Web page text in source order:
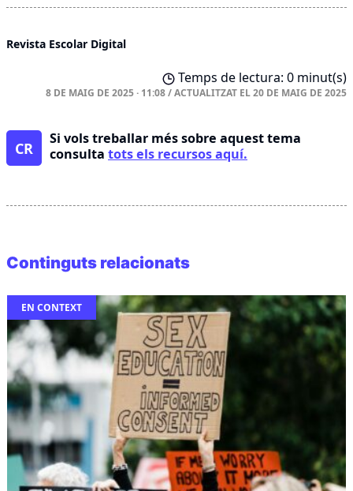
Revista Escolar Digital
Temps de lectura: 0 minut(s)
8 DE MAIG DE 2025 · 11:08/ACTUALITZAT EL20 DE MAIG DE 2025
CR
Si vols treballar més sobre aquest tema
consulta tots els recursos aquí.
Continguts relacionats
EN CONTEXT